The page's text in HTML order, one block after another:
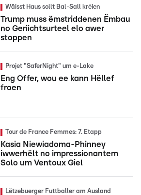
Wäisst Haus sollt Bal-Sall kréien
Trump muss ëmstriddenen Ëmbau
no Geriichtsurteel elo awer
stoppen
Projet "SaferNight" um e-Lake
Eng Offer, wou ee kann Hëllef
froen
Tour de France Femmes: 7. Etapp
Kasia Niewiadoma-Phinney
iwwerhëlt no impressionantem
Solo um Ventoux Giel
Lëtzebuerger Futtballer am Ausland